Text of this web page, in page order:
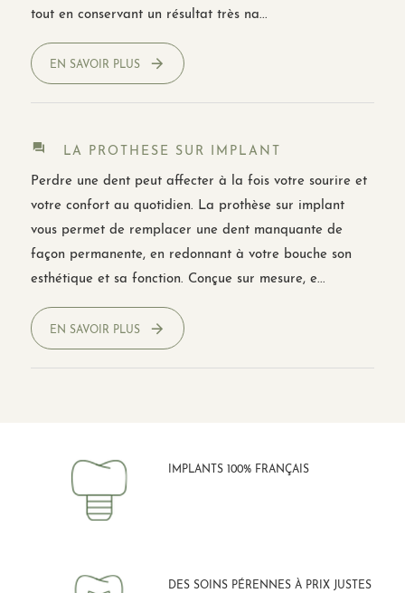
tout en conservant un résultat très na...
EN SAVOIR PLUS
LA PROTHESE SUR IMPLANT
Perdre une dent peut affecter à la fois votre sourire et
votre confort au quotidien. La prothèse sur implant
vous permet de remplacer une dent manquante de
façon permanente, en redonnant à votre bouche son
esthétique et sa fonction. Conçue sur mesure, e...
EN SAVOIR PLUS
IMPLANTS 100% FRANÇAIS
DES SOINS PÉRENNES À PRIX JUSTES